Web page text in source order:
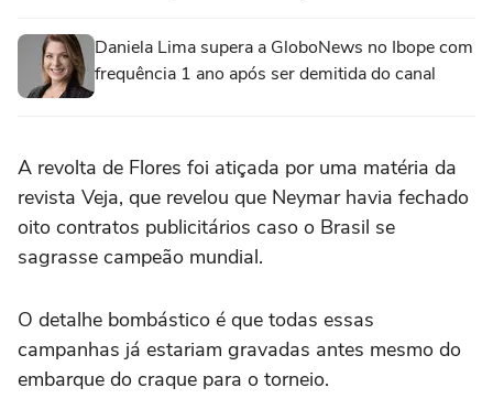
Daniela Lima supera a GloboNews no Ibope com
frequência 1 ano após ser demitida do canal
A revolta de Flores foi atiçada por uma matéria da
revista Veja, que revelou que Neymar havia fechado
oito contratos publicitários caso o Brasil se
sagrasse campeão mundial.
O detalhe bombástico é que todas essas
campanhas já estariam gravadas antes mesmo do
embarque do craque para o torneio.